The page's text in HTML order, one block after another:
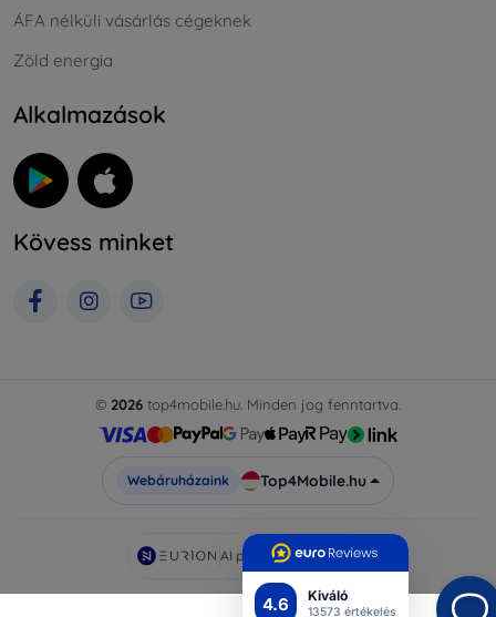
4.6 Kiváló
13573 értékelés
ÁFA nélküli vásárlás cégeknek
Zöld energia
Alkalmazások
Kövess minket
© 2026 top4mobile.hu. Minden jog fenntartva.
Webáruházaink Top4Mobile.hu
AI powered byEurion